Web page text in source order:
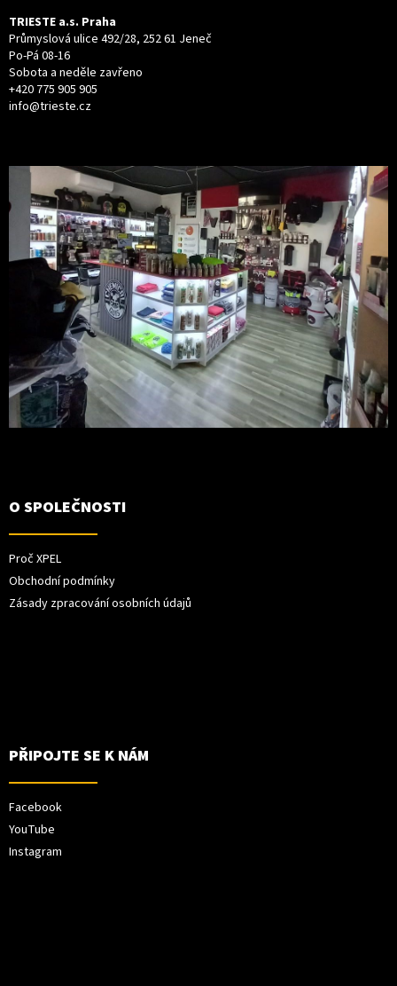
TRIESTE a.s. Praha
Průmyslová ulice 492/28, 252 61 Jeneč
Po-Pá 08-16
Sobota a neděle zavřeno
+420 775 905 905
info@trieste.cz
O SPOLEČNOSTI
Proč XPEL
Obchodní podmínky
Zásady zpracování osobních údajů
PŘIPOJTE SE K NÁM
Facebook
YouTube
Instagram